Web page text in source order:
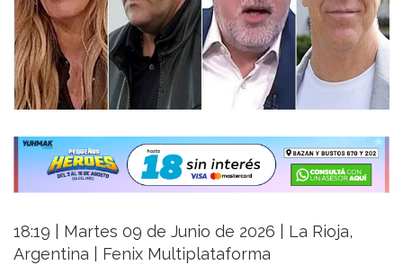
18:19 | Martes 09 de Junio de 2026 | La Rioja,
Argentina | Fenix Multiplataforma